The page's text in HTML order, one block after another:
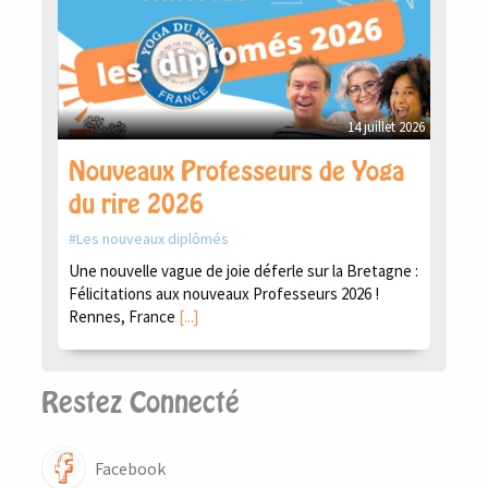
14 juillet 2026
Nouveaux Professeurs de Yoga
du rire 2026
Les nouveaux diplômés
Une nouvelle vague de joie déferle sur la Bretagne :
Félicitations aux nouveaux Professeurs 2026 !
Rennes, France [...]
Restez Connecté
Facebook